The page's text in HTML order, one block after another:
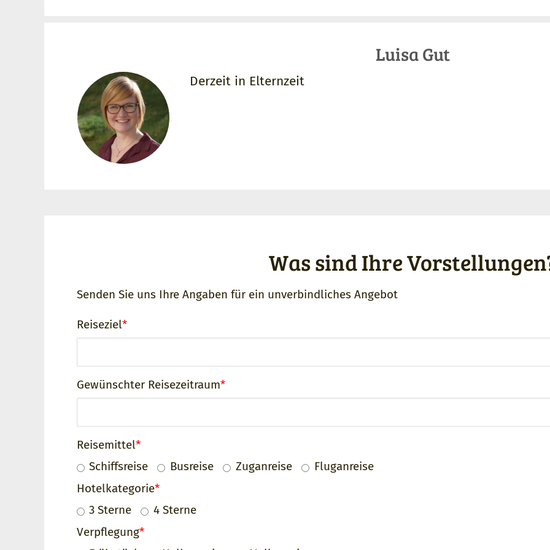
Luisa Gut
Derzeit in Elternzeit
Was sind Ihre
Senden Sie uns Ihre Angaben für ein unverbindliches Angebot
Formularfelder
Reiseziel
Gewünschter Reisezeitraum
Reisemittel
Schiffsreise
Busreise Zuganreise
Fluganreise
Hotelkategorie
3 Sterne
4 Sterne
Verpflegung